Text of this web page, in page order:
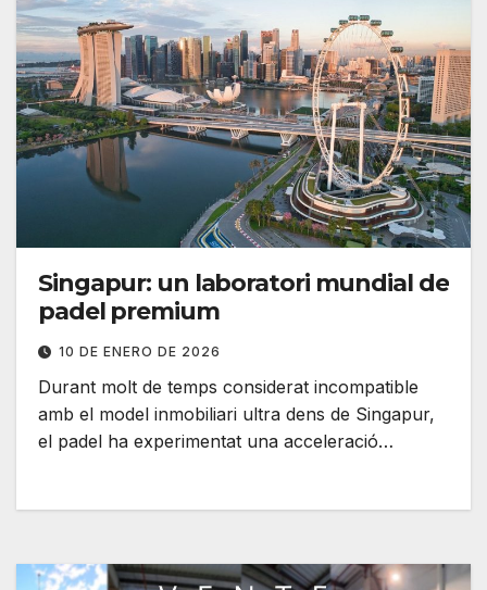
Singapur: un laboratori mundial de
padel premium
10 DE ENERO DE 2026
Durant molt de temps considerat incompatible
amb el model inmobiliari ultra dens de Singapur,
el padel ha experimentat una acceleració…